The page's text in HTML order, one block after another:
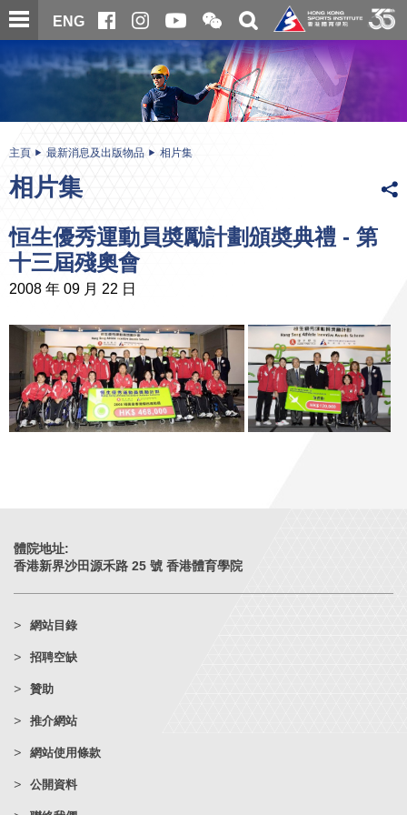
跳
至
內
ENG
開
合
微
信
二
維
碼
關
搜
尋
内
主頁 最新消息及出版物品 相片集
相片集
恒生優秀運動員奬勵計劃頒奬典禮 - 第
十三屆殘奧會
2008 年 09 月 22 日
體院地址:
香港新界沙田源禾路 25 號 香港體育學院
網站目錄
招聘空缺
贊助
推介網站
網站使用條款
公開資料